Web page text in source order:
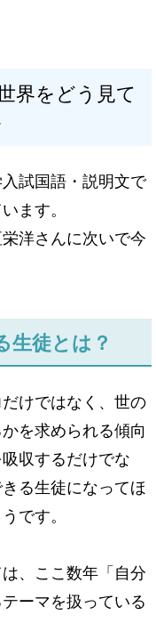
界をどう見て
試国語・説明文で
ます。
洋さんに次いで今
生徒とは？
けではなく、世の
を求められる傾向
収するだけでな
る生徒になってほ
です。
、ここ数年「自分
ーマを扱っている